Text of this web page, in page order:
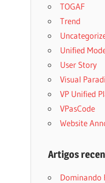
TOGAF
Trend
Unified
User Story
Visual
VP Unified
VPasCode
Website
Artigos
Dominando